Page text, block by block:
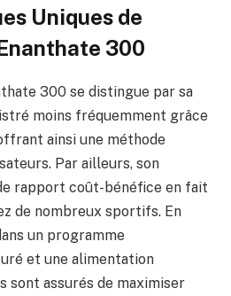
Uniques de
300
300 se distingue par sa
moins fréquemment grâce
ainsi une méthode
Par ailleurs, son
rapport coût-bénéfice en fait
de nombreux sportifs. En
un programme
et une alimentation
sont assurés de maximiser